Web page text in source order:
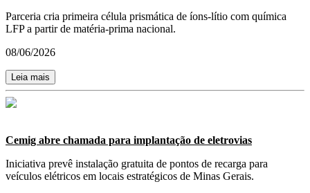
Parceria cria primeira célula prismática de íons-lítio com química
LFP a partir de matéria-prima nacional.
08/06/2026
Leia mais
Cemig abre chamada para implantação de eletrovias
Iniciativa prevê instalação gratuita de pontos de recarga para
veículos elétricos em locais estratégicos de Minas Gerais.